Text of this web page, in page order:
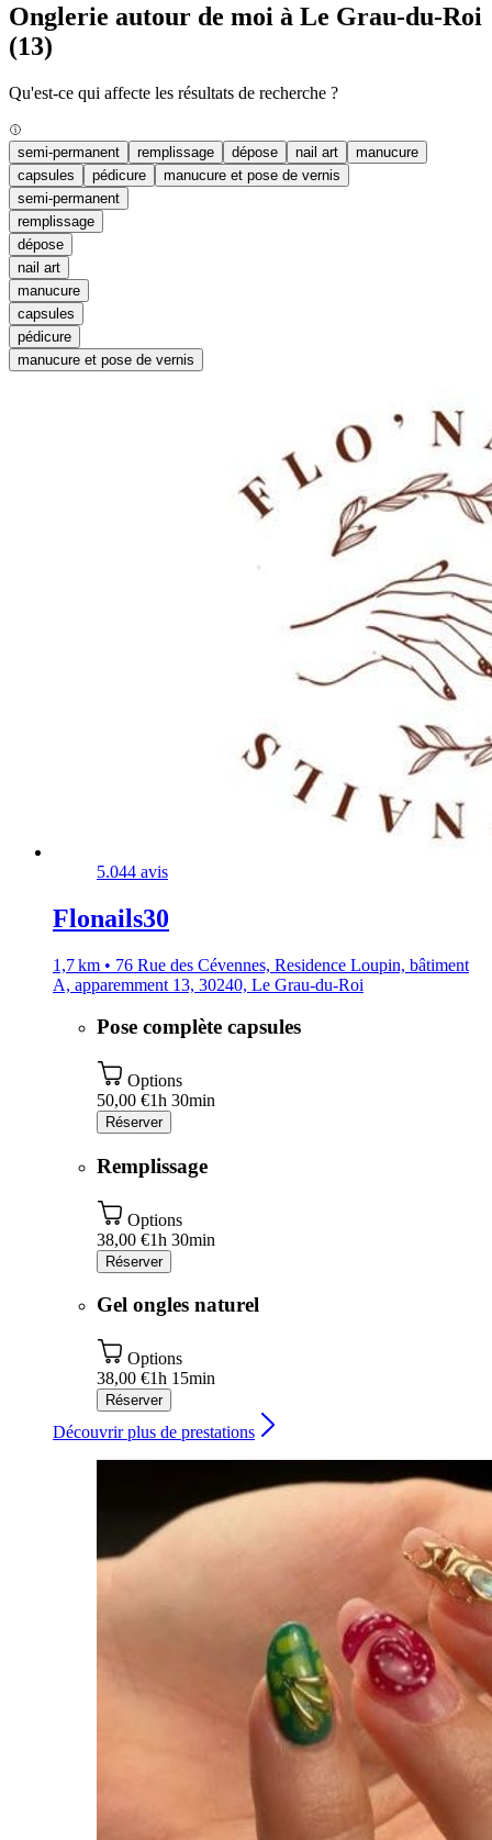
Onglerie autour de moi à Le Grau-du-Roi
(13)
Qu'est-ce qui affecte les résultats de recherche ?
semi-permanent remplissage dépose nail art
manucure
capsules
pédicure
manucure et pose de vernis
semi-permanent
remplissage
dépose
nail art
manucure
capsules
pédicure
manucure et pose de vernis
5.044 avis
Flonails30
1,7 km • 76 Rue des Cévennes, Residence Loupin, bâtiment
A, apparemment 13, 30240, Le Grau-du-Roi
Pose complète capsules
Options
50,00 €1h 30min
Réserver
Remplissage
Options
38,00 €1h 30min
Réserver
Gel ongles naturel
Options
38,00 €1h 15min
Réserver
Découvrir plus de prestations